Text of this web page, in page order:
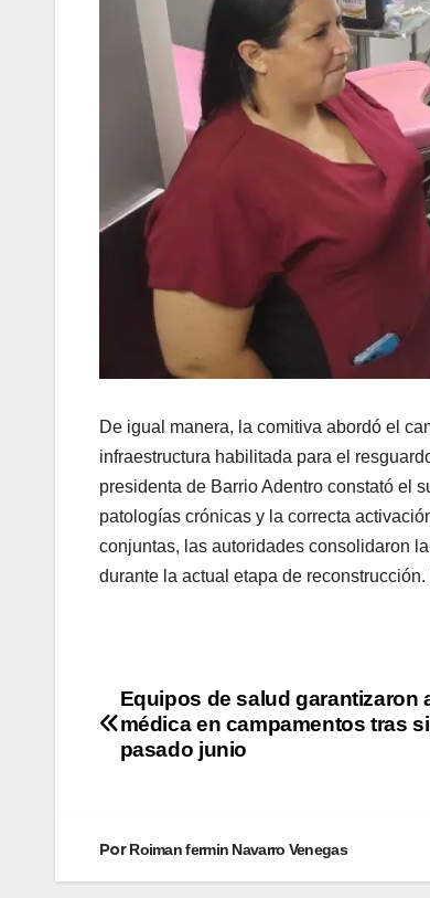
De igual manera, la comitiva abordó el
infraestructura habilitada para el
presidenta de Barrio Adentro constató el
patologías crónicas y la correcta
conjuntas, las autoridades consolidaron
durante la actual etapa de reconstrucción.
Equipos de salud garantizaron
médica en campamentos tras
pasado junio
PorRoiman fermin Navarro Venegas